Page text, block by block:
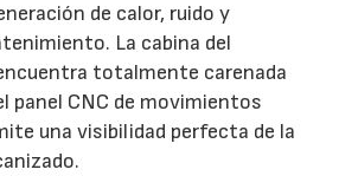
de calor, ruido y
La cabina del
totalmente carenada
panel CNC de movimientos
una visibilidad perfecta de la